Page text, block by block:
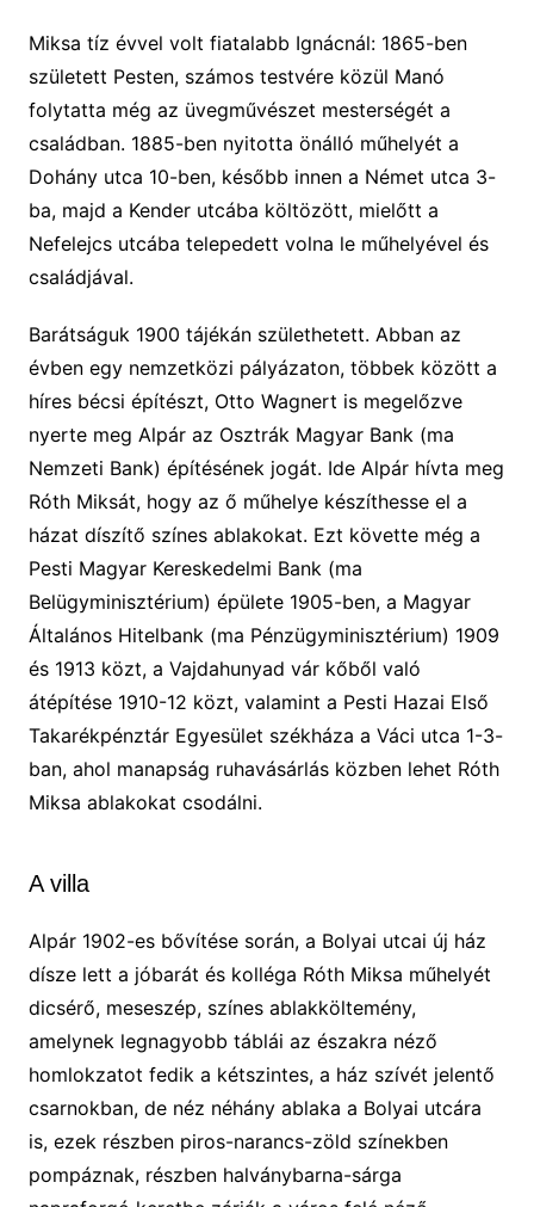
Miksa tíz évvel volt fiatalabb Ignácnál: 1865-ben
született Pesten, számos testvére közül Manó
folytatta még az üvegművészet mesterségét a
családban. 1885-ben nyitotta önálló műhelyét a
Dohány utca 10-ben, később innen a Német utca 3-
ba, majd a Kender utcába költözött, mielőtt a
Nefelejcs utcába telepedett volna le műhelyével és
családjával.
Barátságuk 1900 tájékán születhetett. Abban az
évben egy nemzetközi pályázaton, többek között a
híres bécsi építészt, Otto Wagnert is megelőzve
nyerte meg Alpár az Osztrák Magyar Bank (ma
Nemzeti Bank) építésének jogát. Ide Alpár hívta meg
Róth Miksát, hogy az ő műhelye készíthesse el a
házat díszítő színes ablakokat. Ezt követte még a
Pesti Magyar Kereskedelmi Bank (ma
Belügyminisztérium) épülete 1905-ben, a Magyar
Általános Hitelbank (ma Pénzügyminisztérium) 1909
és 1913 közt, a Vajdahunyad vár kőből való
átépítése 1910-12 közt, valamint a Pesti Hazai Első
Takarékpénztár Egyesület székháza a Váci utca 1-3-
ban, ahol manapság ruhavásárlás közben lehet Róth
Miksa ablakokat csodálni.
A villa
Alpár 1902-es bővítése során, a Bolyai utcai új ház
dísze lett a jóbarát és kolléga Róth Miksa műhelyét
dicsérő, meseszép, színes ablakköltemény,
amelynek legnagyobb táblái az északra néző
homlokzatot fedik a kétszintes, a ház szívét jelentő
csarnokban, de néz néhány ablaka a Bolyai utcára
is, ezek részben piros-narancs-zöld színekben
pompáznak, részben halványbarna-sárga